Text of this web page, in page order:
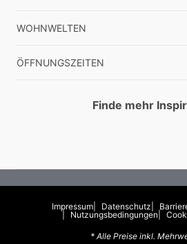
WOHNWELTEN
ÖFFNUNGSZEITEN
Finde mehr
Impressum Datenschutz
Nutzungsbedingungen
* Alle Preise inkl.